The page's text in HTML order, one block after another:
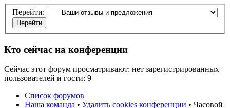
Перейти:
Кто сейчас на конференции
Сейчас этот форум просматривают: нет зарегистрированных
пользователей и гости: 9
Список форумов
Наша команда • Удалить cookies конференции • Часовой